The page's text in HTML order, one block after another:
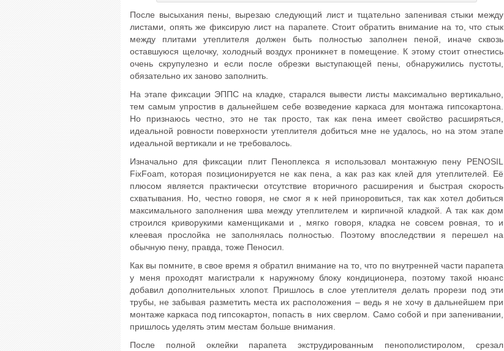
После высыхания пены, вырезаю следующий лист и тщательно запенивая стыки между
листами, опять же фиксирую лист на парапете. Стоит обратить внимание на то, что стык
между плитами утеплителя должен быть полностью заполнен пеной, иначе сквозь
оставшуюся щелочку, холодный воздух проникнет в помещение. К этому стоит отнестись
очень скрупулезно и если после обрезки выступающей пены, обнаружились пустоты,
обязательно их заново заполнить.
На этапе фиксации ЭППС на кладке, старался вывести листы максимально вертикально,
тем самым упростив в дальнейшем себе возведение каркаса для монтажа гипсокартона.
Но признаюсь честно, это не так просто, так как пена имеет свойство расширяться,
идеальной ровности поверхности утеплителя добиться мне не удалось, но на этом этапе
идеальной вертикали и не требовалось.
Изначально для фиксации плит Пеноплекса я использовал монтажную пену PENOSIL
FixFoam, которая позиционируется не как пена, а как раз как клей для утеплителей. Её
плюсом является практически отсутствие вторичного расширения и быстрая скорость
схватывания. Но, честно говоря, не смог я к ней приноровиться, так как хотел добиться
максимального заполнения шва между утеплителем и кирпичной кладкой. А так как дом
строился криворукими каменщиками и , мягко говоря, кладка не совсем ровная, то и
клеевая прослойка не заполнялась полностью. Поэтому впоследствии я перешел на
обычную пену, правда, тоже Пеносил.
Как вы помните, в свое время я обратил внимание на то, что по внутренней части парапета
у меня проходят магистрали к наружному блоку кондиционера, поэтому такой нюанс
добавил дополнительных хлопот. Пришлось в слое утеплителя делать прорези под эти
трубы, не забывая разметить места их расположения – ведь я не хочу в дальнейшем при
монтаже каркаса под гипсокартон, попасть в них сверлом. Само собой и при запенивании,
пришлось уделять этим местам больше внимания.
После полной оклейки парапета экструдированным пенополистиролом, срезал